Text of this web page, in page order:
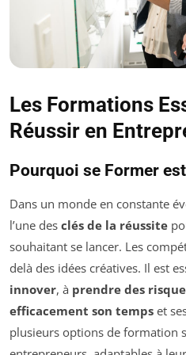
Les Formations
Réussir en
Pourquoi se Former
Dans un monde en constante
l’une des clés de la réussite
souhaitant se lancer. Les
delà des idées créatives. Il est
innover, à prendre des
efficacement son temps et
plusieurs options de formation